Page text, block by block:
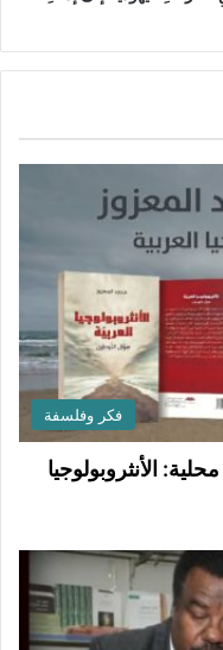
فكر وفلسفة
الأنثروبولوجيا